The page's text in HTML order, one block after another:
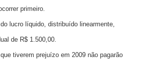
primeiro.
lucro líquido, distribuído linearmente,
de R$ 1.500,00.
tiverem prejuízo em 2009 não pagarão